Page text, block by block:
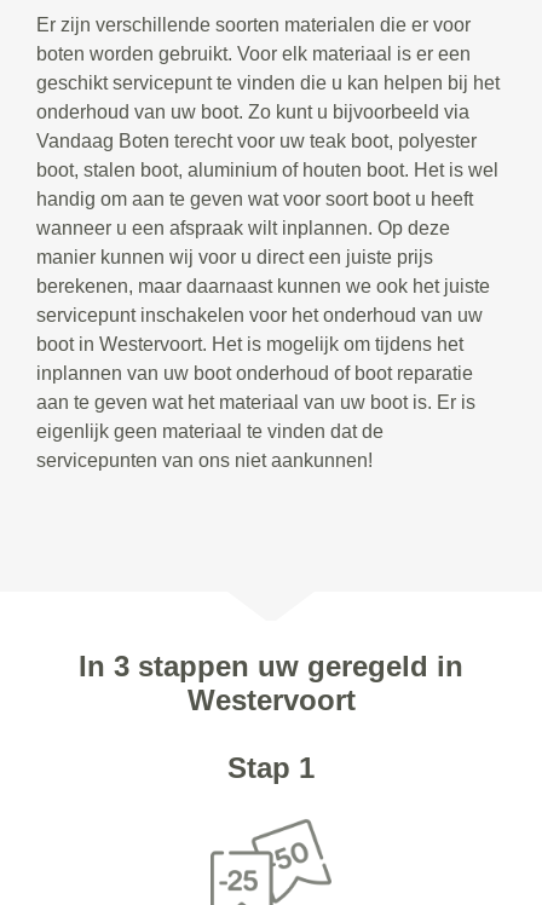
Er zijn verschillende soorten materialen die er voor
boten worden gebruikt. Voor elk materiaal is er een
geschikt servicepunt te vinden die u kan helpen bij het
onderhoud van uw boot. Zo kunt u bijvoorbeeld via
Vandaag Boten terecht voor uw teak boot, polyester
boot, stalen boot, aluminium of houten boot. Het is wel
handig om aan te geven wat voor soort boot u heeft
wanneer u een afspraak wilt inplannen. Op deze
manier kunnen wij voor u direct een juiste prijs
berekenen, maar daarnaast kunnen we ook het juiste
servicepunt inschakelen voor het onderhoud van uw
boot in Westervoort. Het is mogelijk om tijdens het
inplannen van uw boot onderhoud of boot reparatie
aan te geven wat het materiaal van uw boot is. Er is
eigenlijk geen materiaal te vinden dat de
servicepunten van ons niet aankunnen!
In 3 stappen uw geregeld in
Westervoort
Stap 1